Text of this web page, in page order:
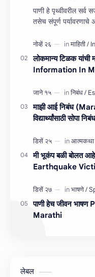
पाणी हे पृथ्वीवरील सर्व सजीवांचे
तसेच संपूर्ण पर्यावरणाचे
लोकमान्य टिळक
Information In
माझी आई निबंध
विद्यार्थ्यांसाठी सोपा निबंध
मी भूकंप बळी बोलत
Earthquake
पाणी हेच जीवन
Marathi
लेबल